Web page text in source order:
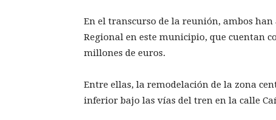
En el transcurso de la reunión, ambos
Regional en este municipio, que cuentan
millones de euros.
Entre ellas, la remodelación de la zona
inferior bajo las vías del tren en la calle